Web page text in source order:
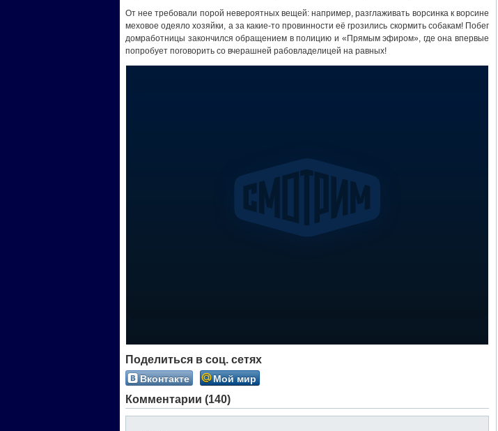
От нее требовали порой невероятных вещей: например, разглаживать ворсинка к ворсине
меховое одеяло хозяйки, а за какие-то провинности её грозились скормить собакам! Побег
домработницы закончился обращением в полицию и «Прямым эфиром», где она впервые
попробует поговорить со вчерашней рабовладелицей на равных!
Поделиться в соц. сетях
Вконтакте Мой мир
Комментарии (140)